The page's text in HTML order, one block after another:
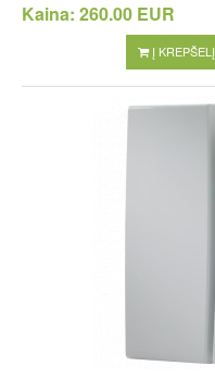
Kaina: 260.00 EUR
Į KREPŠELĮ